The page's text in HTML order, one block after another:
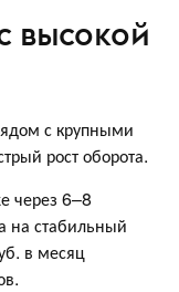
высокой
с крупными
рост оборота.
через 6–8
на стабильный
в месяц